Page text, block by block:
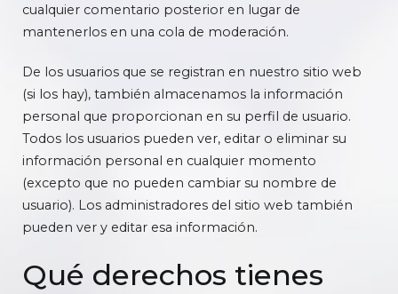
cualquier comentario posterior en lugar de
mantenerlos en una cola de moderación.
De los usuarios que se registran en nuestro sitio web
(si los hay), también almacenamos la información
personal que proporcionan en su perfil de usuario.
Todos los usuarios pueden ver, editar o eliminar su
información personal en cualquier momento
(excepto que no pueden cambiar su nombre de
usuario). Los administradores del sitio web también
pueden ver y editar esa información.
Qué derechos tienes